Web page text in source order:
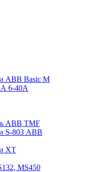
ABB Basic M
6-40А
ABB TMF
S-803 АВВ
XT
MS450